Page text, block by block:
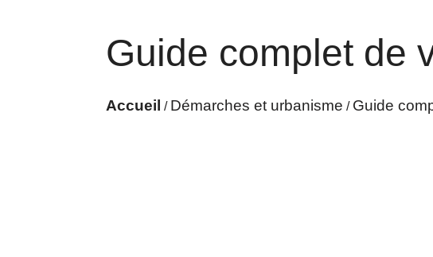
Guide complet de
Accueil / Démarches et urbanisme / Guide